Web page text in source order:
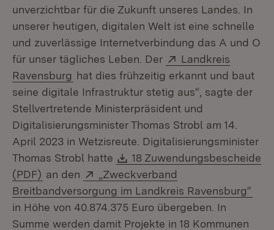
unverzichtbar für die Zukunft unseres Landes. In
unserer heutigen, digitalen Welt ist eine schnelle
und zuverlässige Internetverbindung das A und O
für unser tägliches Leben. Der
Extern:
Landkreis
Ravensburg (Öffnet in neuem Fenster)
hat dies frühzeitig erkannt und baut
seine digitale Infrastruktur stetig aus“, sagte der
Stellvertretende Ministerpräsident und
Digitalisierungsminister Thomas Strobl am 14.
April 2023 in Wetzisreute. Digitalisierungsminister
Thomas Strobl hatte
Download:
18 Zuwendungsbescheide
(PDF) (Öffnet in neuem Fenster)
an den Extern:
„Zweckverband
Breitbandversorgung im Landkreis Ravensburg“
in Höhe von 40.874.375 Euro übergeben. In
Summe werden damit Projekte in 18 Kommunen